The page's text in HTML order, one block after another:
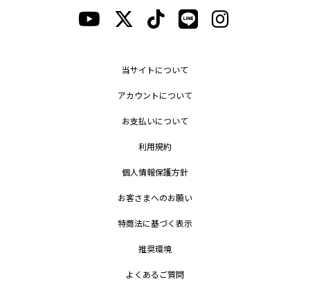
当サイトについて
アカウントについて
お支払いについて
利用規約
個人情報保護方針
お客さまへのお願い
特商法に基づく表示
推奨環境
よくあるご質問